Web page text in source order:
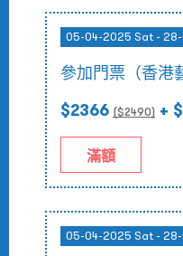
05-04-2025 Sat -
參加門票（香港
$2366 ($2490) +
滿額
05-04-2025 Sat -